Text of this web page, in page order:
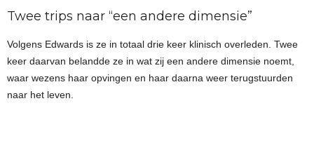
Twee trips naar “een andere dimensie”
Volgens Edwards is ze in totaal drie keer klinisch overleden. Twee
keer daarvan belandde ze in wat zij een andere dimensie noemt,
waar wezens haar opvingen en haar daarna weer terugstuurden
naar het leven.